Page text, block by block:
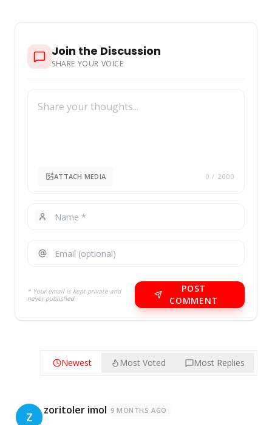
Join the Discussion
SHARE YOUR VOICE
ATTACH MEDIA 0 / 2000
* Your email is kept private and
never published.
POST
COMMENT
Newest Most Voted Most Replies
Z zoritoler imol 9 MONTHS AGO